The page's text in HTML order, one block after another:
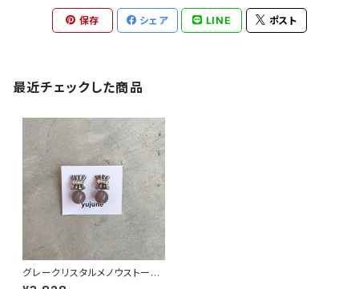
保存 シェア LINE ポスト
最近チェックした商品
グレークリスタルメノウストーン
ピアス